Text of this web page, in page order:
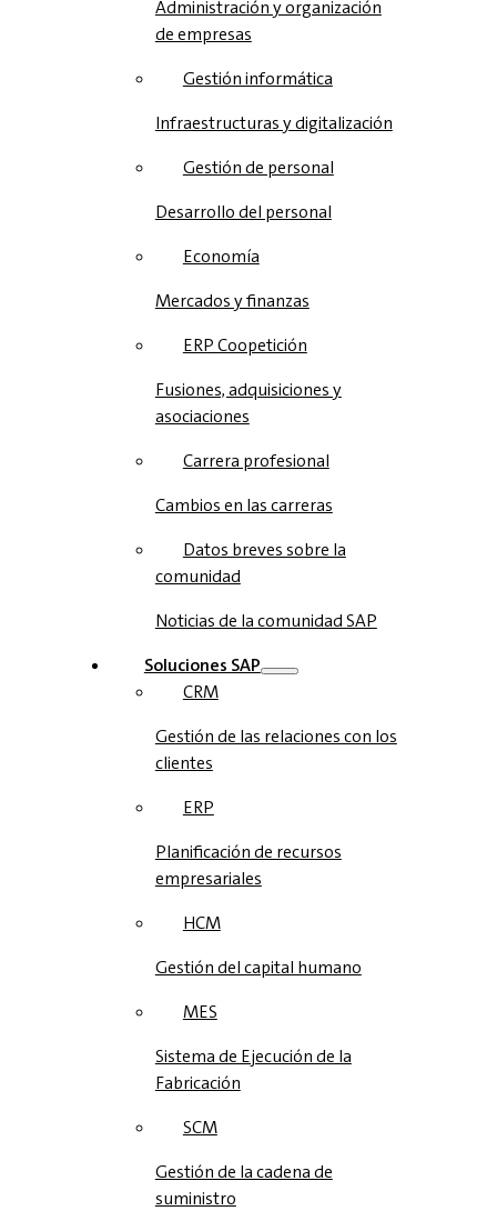
Administración y organización
de empresas
Gestión informática
Infraestructuras y digitalización
Gestión de personal
Desarrollo del personal
Economía
Mercados y finanzas
ERP Coopetición
Fusiones, adquisiciones y
asociaciones
Carrera profesional
Cambios en las carreras
Datos breves sobre la
comunidad
Noticias de la comunidad SAP
Soluciones‎‎ SAP
CRM
Gestión de las relaciones con los
clientes
ERP
Planificación de recursos
empresariales
HCM
Gestión del capital humano
MES
Sistema de Ejecución de la
Fabricación
SCM
Gestión de la cadena de
suministro